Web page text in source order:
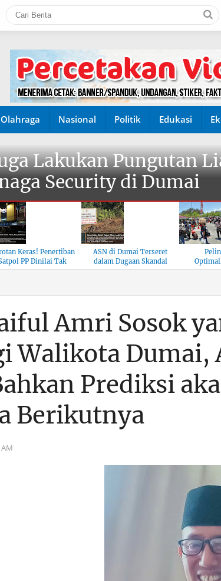
Olahraga Nasional Politik Edukasi
Lakukan Pungutan
Security di Dumai
Keras! Penertiban
PP Dinilai Tak
“Kelas Atas”
ASN di Dumai Terseret
dalam Dugaan Skandal
KSO, Integritas Aparatur
untuk
Amri Sosok
Walikota Dumai,
Prediksi
Berikutnya